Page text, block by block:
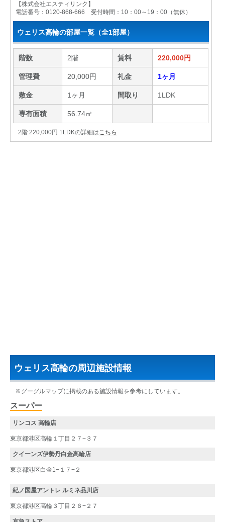
【株式会社エスティリンク】
電話番号：0120-868-666 受付時間：10：00～19：00（無休）
ウェリス高輪の部屋一覧（全1部屋）
階数 2階 賃料 220,000円
管理費 20,000円 礼金 1ヶ月
敷金 1ヶ月 間取り 1LDK
専有面積 56.74㎡
2階 220,000円 1LDKの詳細はこちら
ウェリス高輪の周辺施設情報
※グーグルマップに掲載のある施設情報を参考にしています。
スーパー
リンコス 高輪店
東京都港区高輪１丁目２７−３７
クイーンズ伊勢丹白金高輪店
東京都港区白金1−１７−２
紀ノ国屋アントレ ルミネ品川店
東京都港区高輪３丁目２６−２７